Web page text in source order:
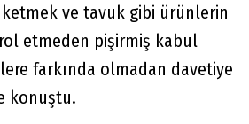
ve tavuk gibi ürünlerin
etmeden pişirmiş kabul
farkında olmadan davetiye
konuştu.